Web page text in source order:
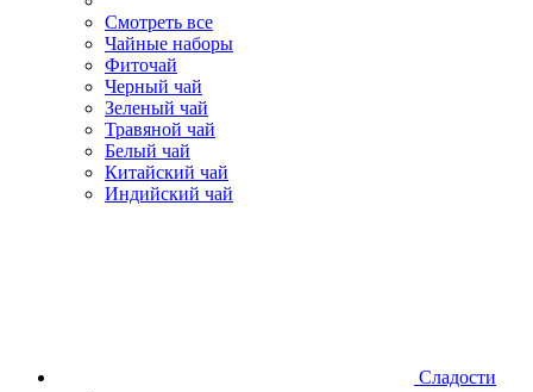
Смотреть все
Чайные наборы
Фиточай
Черный чай
Зеленый чай
Травяной чай
Белый чай
Китайский чай
Индийский чай
Сладости